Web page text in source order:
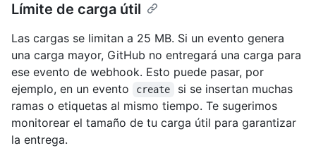
Límite de carga útil
Las cargas se limitan a 25 MB. Si un evento genera
una carga mayor, GitHub no entregará una carga para
ese evento de webhook. Esto puede pasar, por
ejemplo, en un evento
create
si se insertan muchas
ramas o etiquetas al mismo tiempo. Te sugerimos
monitorear el tamaño de tu carga útil para garantizar
la entrega.